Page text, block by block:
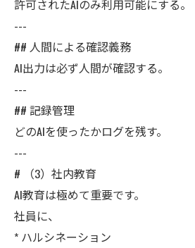
許可されたAIのみ利用可能にする。
---
## 人間による確認義務
AI出力は必ず人間が確認する。
---
## 記録管理
どのAIを使ったかログを残す。
---
# （3）社内教育
AI教育は極めて重要です。
社員に、
* ハルシネーション